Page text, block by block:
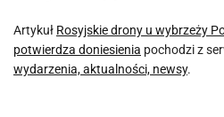
Artykuł Rosyjskie drony u wybrzeży
potwierdza doniesienia pochodzi z
wydarzenia, aktualności, newsy.